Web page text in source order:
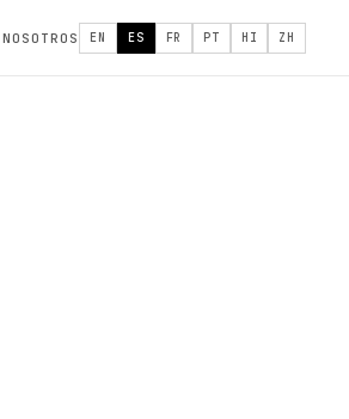
NOSOTROS EN ES FR PT HI ZH